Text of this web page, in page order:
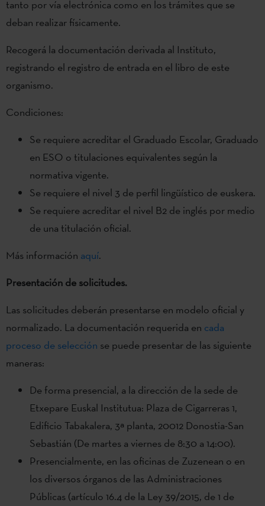
tanto por vía electrónica como en los trámites que se
deban realizar físicamente.
Recogerá la documentación derivada al Instituto,
registrando el registro de entrada en el libro de este
organismo.
Condiciones:
Se requiere acreditar el Graduado Escolar, Graduado
en ESO o titulaciones equivalentes según la
normativa vigente.
Se requiere el nivel 3 de perfil lingüístico de euskera.
Se requiere acreditar el nivel B2 de inglés por medio
de una titulación oficial.
Más información aquí.
Presentación de solicitudes.
Las solicitudes deberán presentarse en modelo oficial y
normalizado. La documentación requerida en cada
proceso de selección se puede presentar de las siguiente
maneras:
De forma presencial, a la dirección de la sede de
Etxepare Euskal Institutua: Plaza de Cigarreras 1,
Edificio Tabakalera, 3ª planta, 20012 Donostia-San
Sebastián (De martes a viernes de 8:30 a 14:00).
Presencialmente, en las oficinas de Zuzenean o en
los diversos órganos de las Administraciones
Públicas (artículo 16.4 de la Ley 39/2015, de 1 de